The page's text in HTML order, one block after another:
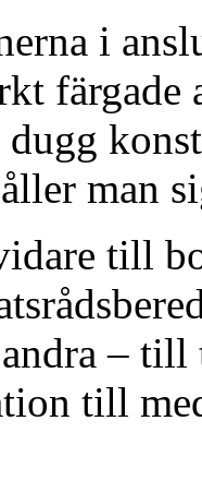
i
man
till
–
till